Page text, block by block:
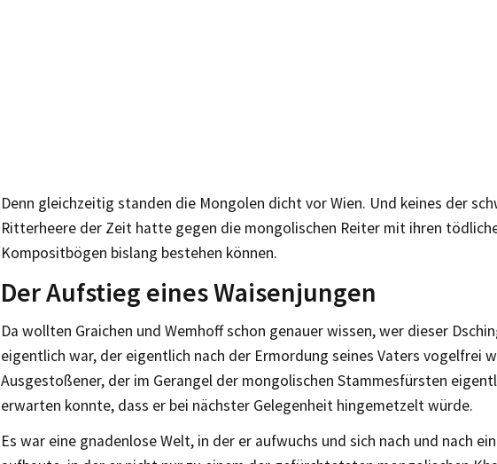
Denn gleichzeitig standen die Mongolen dicht vor Wien. Und keines der
Ritterheere der Zeit hatte gegen die mongolischen Reiter mit ihren
Kompositbögen bislang bestehen können.
Der Aufstieg eines Waisenjungen
Da wollten Graichen und Wemhoff schon genauer wissen, wer dieser
eigentlich war, der eigentlich nach der Ermordung seines Vaters vogelfrei
Ausgestoßener, der im Gerangel der mongolischen Stammesfürsten
erwarten konnte, dass er bei nächster Gelegenheit hingemetzelt würde.
Es war eine gnadenlose Welt, in der er aufwuchs und sich nach und nach